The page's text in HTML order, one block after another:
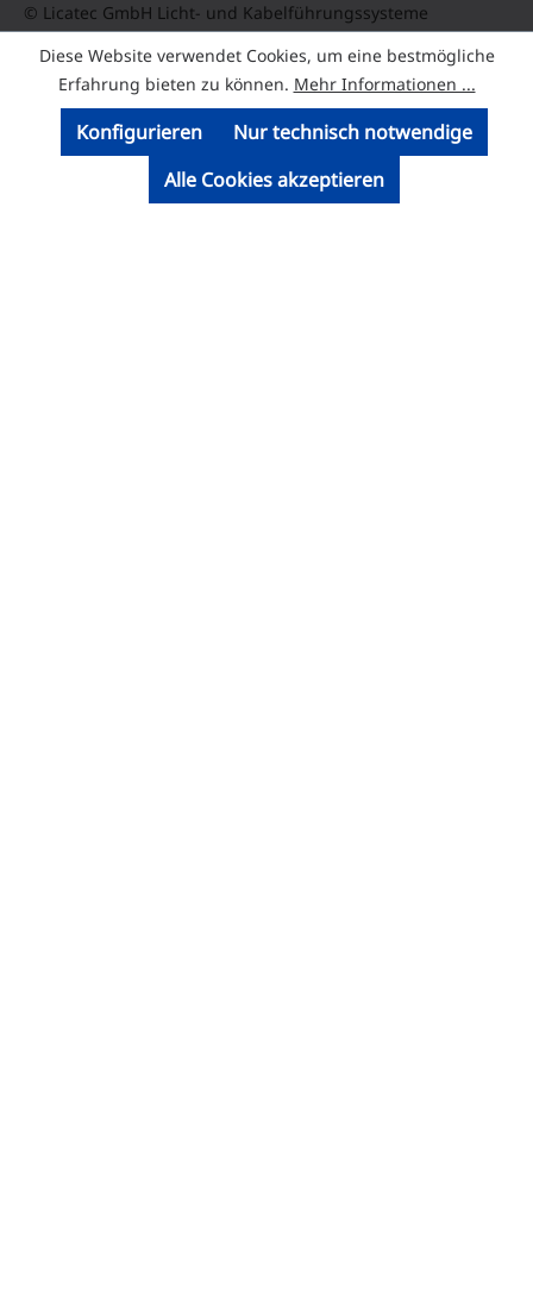
© Licatec GmbH Licht- und Kabelführungssysteme
Diese Website verwendet Cookies, um eine bestmögliche
Erfahrung bieten zu können. Mehr Informationen ...
Nur technisch notwendige
Konfigurieren
Alle Cookies akzeptieren